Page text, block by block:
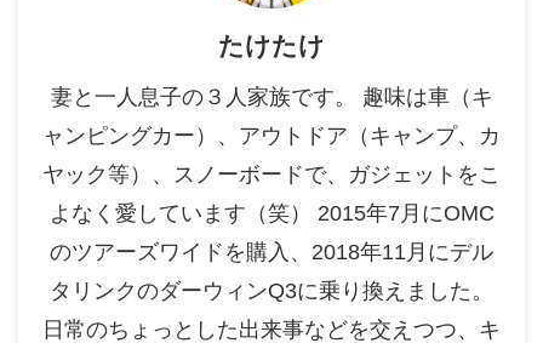
たけたけ
妻と一人息子の３人家族です。 趣味は車（キ
ャンピングカー）、アウトドア（キャンプ、カ
ヤック等）、スノーボードで、ガジェットをこ
よなく愛しています（笑） 2015年7月にOMC
のツアーズワイドを購入、2018年11月にデル
タリンクのダーウィンQ3に乗り換えました。
日常のちょっとした出来事などを交えつつ、キ